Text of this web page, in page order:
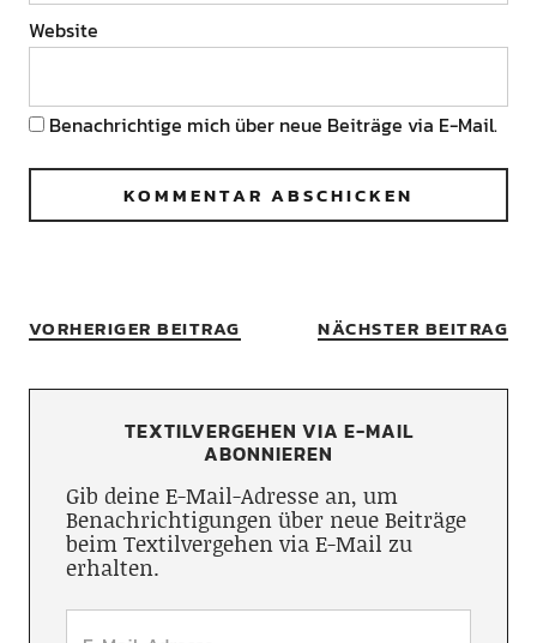
Website
Benachrichtige mich über neue Beiträge via E-Mail.
VORHERIGER BEITRAG NÄCHSTER BEITRAG
TEXTILVERGEHEN VIA E-MAIL
ABONNIEREN
Gib deine E-Mail-Adresse an, um
Benachrichtigungen über neue Beiträge
beim Textilvergehen via E-Mail zu
erhalten.